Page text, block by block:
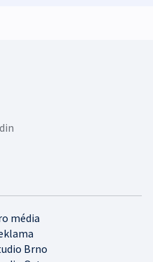
média
Brno